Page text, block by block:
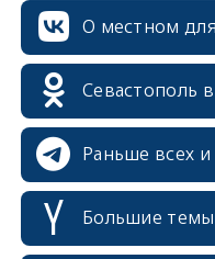
О местном
Севастополь
Раньше всех
Большие